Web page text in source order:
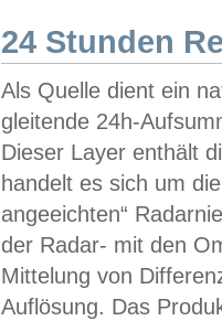
24 Stunden
Als Quelle dient ein
gleitende 24h-
Dieser Layer enthält
handelt es sich um
angeeichten“
der Radar- mit den
Mittelung von
Auflösung. Das